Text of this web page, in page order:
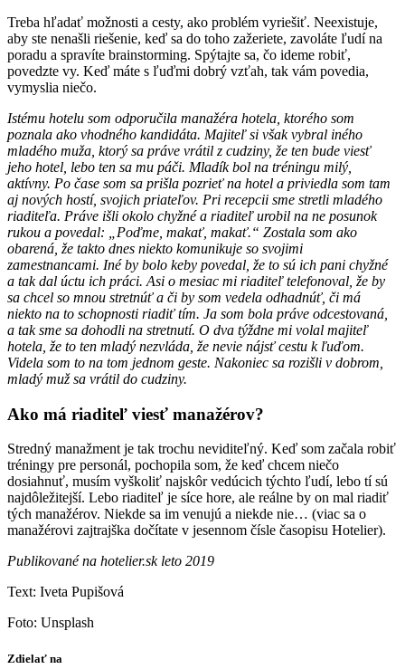
Treba hľadať možnosti a cesty, ako problém vyriešiť. Neexistuje,
aby ste nenašli riešenie, keď sa do toho zažeriete, zavoláte ľudí na
poradu a spravíte brainstorming. Spýtajte sa, čo ideme robiť,
povedzte vy. Keď máte s ľuďmi dobrý vzťah, tak vám povedia,
vymyslia niečo.
Istému hotelu som odporučila manažéra hotela, ktorého som
poznala ako vhodného kandidáta. Majiteľ si však vybral iného
mladého muža, ktorý sa práve vrátil z cudziny, že ten bude viesť
jeho hotel, lebo ten sa mu páči. Mladík bol na tréningu milý,
aktívny. Po čase som sa prišla pozrieť na hotel a priviedla som tam
aj nových hostí, svojich priateľov. Pri recepcii sme stretli mladého
riaditeľa. Práve išli okolo chyžné a riaditeľ urobil na ne posunok
rukou a povedal: „Poďme, makať, makať.“ Zostala som ako
obarená, že takto dnes niekto komunikuje so svojimi
zamestnancami. Iné by bolo keby povedal, že to sú ich pani chyžné
a tak dal úctu ich práci. Asi o mesiac mi riaditeľ telefonoval, že by
sa chcel so mnou stretnúť a či by som vedela odhadnúť, či má
niekto na to schopnosti riadiť tím. Ja som bola práve odcestovaná,
a tak sme sa dohodli na stretnutí. O dva týždne mi volal majiteľ
hotela, že to ten mladý nezvláda, že nevie nájsť cestu k ľuďom.
Videla som to na tom jednom geste. Nakoniec sa rozišli v dobrom,
mladý muž sa vrátil do cudziny.
Ako má riaditeľ viesť manažérov?
Stredný manažment je tak trochu neviditeľný. Keď som začala robiť
tréningy pre personál, pochopila som, že keď chcem niečo
dosiahnuť, musím vyškoliť najskôr vedúcich týchto ľudí, lebo tí sú
najdôležitejší. Lebo riaditeľ je síce hore, ale reálne by on mal riadiť
tých manažérov. Niekde sa im venujú a niekde nie… (viac sa o
manažérovi zajtrajška dočítate v jesennom čísle časopisu Hotelier).
Publikované na hotelier.sk leto 2019
Text: Iveta Pupišová
Foto: Unsplash
Zdielať na